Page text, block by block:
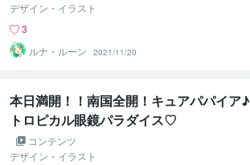
デザイン・イラスト
3
ルナ・ルーン
2021/11/20
本日満開！！南国全開！キュアパパイア♪
トロピカル眼鏡パラダイス♡
コンテンツ
デザイン・イラスト